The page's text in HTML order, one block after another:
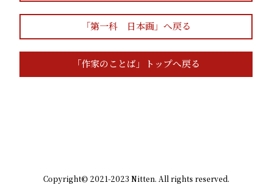
「第一科 日本画」へ戻る
「作家のことば」トップへ戻る
Copyright© 2021-2023 Nitten. All rights reserved.